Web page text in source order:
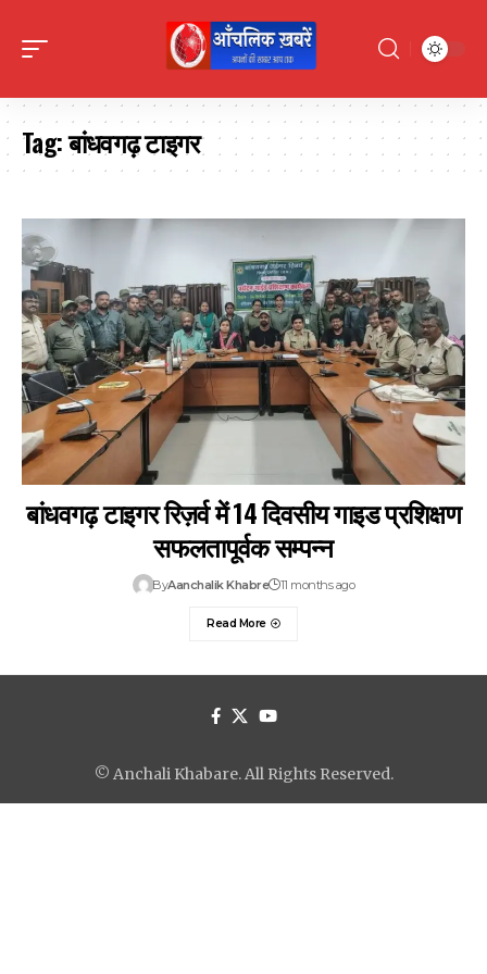
Tag:बांधवगढ़ टाइगर
बांधवगढ़ टाइगर रिज़र्व में 14 दिवसीय गाइड प्रशिक्षण
सफलतापूर्वक सम्पन्न
ByAanchalik Khabre 11 months ago
Read More
© Anchali Khabare. All Rights Reserved.